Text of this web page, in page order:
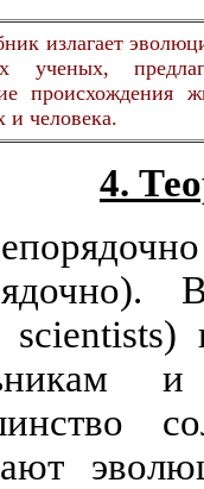
излагает
ученых,
происхождения
и человека.
4.
scientists)
и